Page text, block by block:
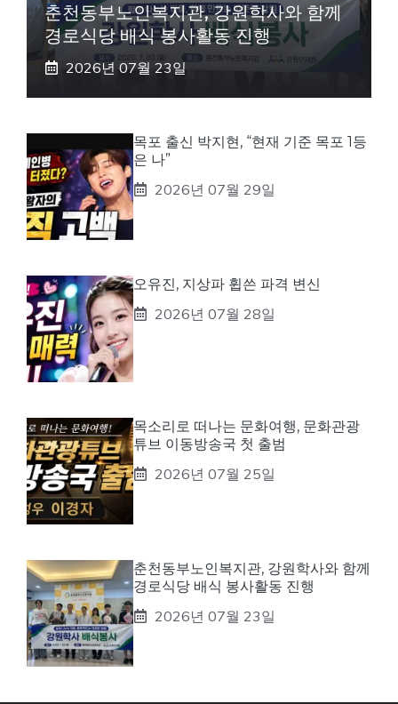
춘천동부노인복지관, 강원학사와 함께
경로식당 배식 봉사활동 진행
2026년 07월 23일
목포 출신 박지현, “현재 기준 목포 1등
은 나”
2026년 07월 29일
오유진, 지상파 휩쓴 파격 변신
2026년 07월 28일
목소리로 떠나는 문화여행, 문화관광
튜브 이동방송국 첫 출범
2026년 07월 25일
춘천동부노인복지관, 강원학사와 함께
경로식당 배식 봉사활동 진행
2026년 07월 23일